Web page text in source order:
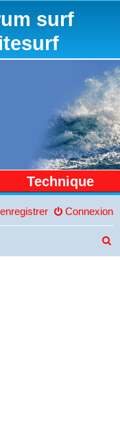
surf
Technique
Connexion